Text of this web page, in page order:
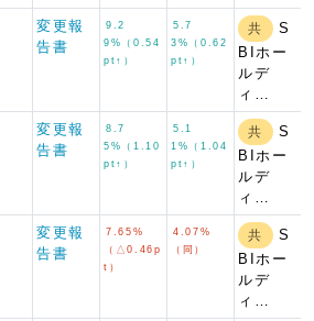
変更報
告書
9.2
9%（0.54
pt↑）
5.7
3%（0.62
pt↑）
共
S
BIホー
ルデ
ィ…
変更報
告書
8.7
5%（1.10
pt↑）
5.1
1%（1.04
pt↑）
共
S
BIホー
ルデ
ィ…
変更報
告書
7.65%
（△0.46p
t）
4.07%
（同）
共
S
BIホー
ルデ
ィ…